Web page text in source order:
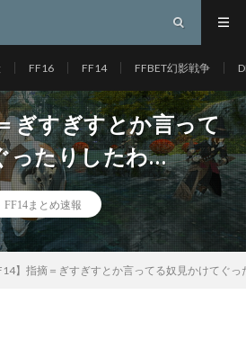
FF16 FF14 FFBET幻影戦争
ぎすぎすとか言って
ったりしたわ…
FF14まとめ速報
】指摘＝ぎすぎすとか言ってる奴見かけてぐ